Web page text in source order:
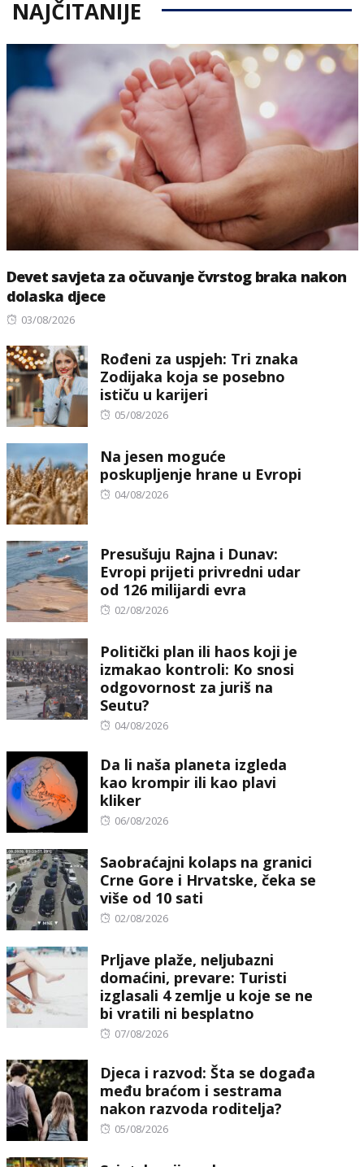
NAJČITANIJE
Devet savjeta za očuvanje čvrstog braka nakon
dolaska djece
Posted
03/08/2026
Rođeni za uspjeh: Tri znaka
Zodijaka koja se posebno
ističu u karijeri
Posted
05/08/2026
Na jesen moguće
poskupljenje hrane u Evropi
Posted
04/08/2026
Presušuju Rajna i Dunav:
Evropi prijeti privredni udar
od 126 milijardi evra
Posted
02/08/2026
Politički plan ili haos koji je
izmakao kontroli: Ko snosi
odgovornost za juriš na
Seutu?
Posted
04/08/2026
Da li naša planeta izgleda
kao krompir ili kao plavi
kliker
Posted
06/08/2026
Saobraćajni kolaps na granici
Crne Gore i Hrvatske, čeka se
više od 10 sati
Posted
02/08/2026
Prljave plaže, neljubazni
domaćini, prevare: Turisti
izglasali 4 zemlje u koje se ne
bi vratili ni besplatno
Posted
07/08/2026
Djeca i razvod: Šta se događa
među braćom i sestrama
nakon razvoda roditelja?
Posted
05/08/2026